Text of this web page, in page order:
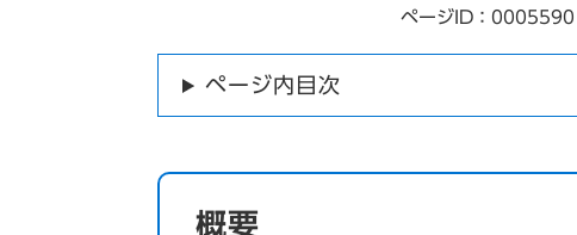
ページID：0005590
ページ内目次
概要